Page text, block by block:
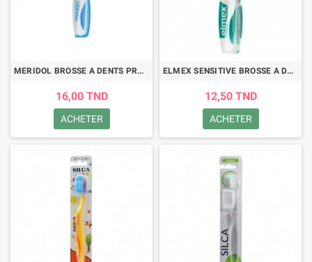
MERIDOL BROSSE A DENTS PROTECTION GENCIVES MEDIUM
16,00 TND
ACHETER
ELMEX SENSITIVE BROSSE A DENTS EXTRA SOUPLE
12,50 TND
ACHETER